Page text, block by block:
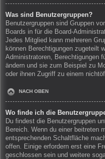
Was sind Benutzergruppen?
Benutzergruppen sind Gruppen
Boards in für die Board-
Jedes Mitglied kann mehreren
können Berechtigungen zugeteilt
Administratoren, Berechtigungen
ändern und sie zum Beispiel zu
oder ihnen Zugriff zu einem
NACH OBEN
Wo finde ich die
Du findest die Benutzergruppen
Bereich. Wenn du einer beitreten
entsprechenden Schaltfläche
offen. Einige erfordern erst eine
geschlossen sein und weitere